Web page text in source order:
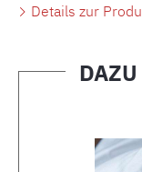
Details zur